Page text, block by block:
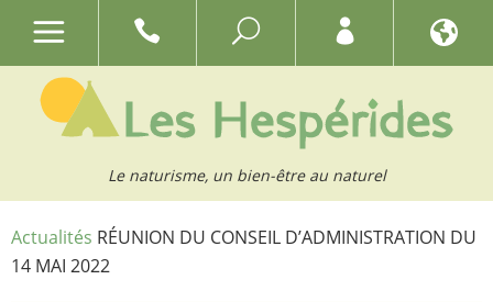
Le naturisme, un bien-être au naturel
Actualités RÉUNION DU CONSEIL D’ADMINISTRATION DU
14 MAI 2022